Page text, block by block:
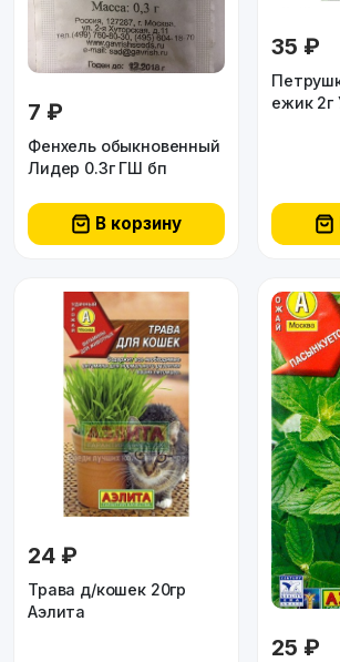
7 ₽
Фенхель обыкновенный
Лидер 0.3г ГШ бп
В корзину
35 ₽
ежик 2г
24 ₽
Трава д/кошек 20гр
Аэлита
25 ₽